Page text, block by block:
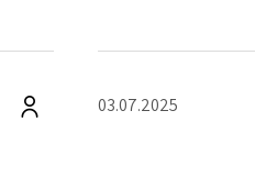
03.07.2025